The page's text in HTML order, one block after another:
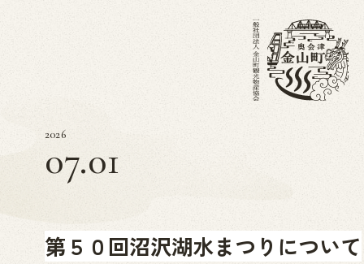
2026
07.01
第５０回沼沢湖水まつりについて